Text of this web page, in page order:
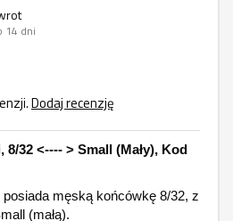
14 dni
Dodaj recenzję
32 <---- > Small (Mały), Kod
męską końcówkę 8/32, z
(małą).